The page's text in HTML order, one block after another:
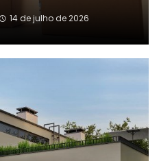
14 de julho de 2026